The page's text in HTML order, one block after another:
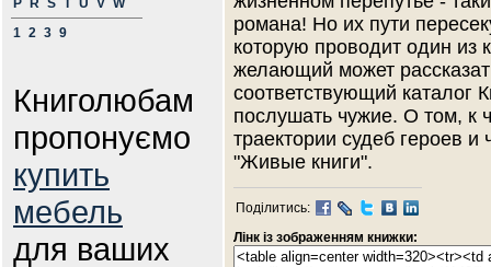
P
R S T U V W
1 2 3 9
Книголюбам
пропонуємо
купить
мебель
для ваших
романа! Но их пути
которую проводит один
желающий может
соответствующий каталог
послушать чужие. О том, к
траектории судеб героев и
"Живые книги".
Поділитись:
Лінк із зображенням книжки: